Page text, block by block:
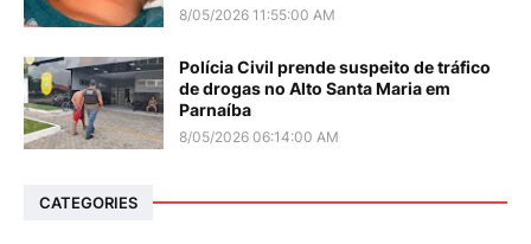
8/05/2026 11:55:00 AM
Polícia Civil prende suspeito de tráfico
de drogas no Alto Santa Maria em
Parnaíba
8/05/2026 06:14:00 AM
CATEGORIES